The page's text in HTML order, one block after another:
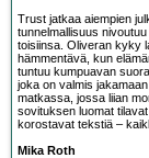
Trust jatkaa aiempien
tunnelmallisuus
toisiinsa. Oliveran kyky
hämmentävä, kun
tuntuu kumpuavan
joka on valmis
matkassa, jossa liian
sovituksen luomat
korostavat tekstiä –
Mika Roth